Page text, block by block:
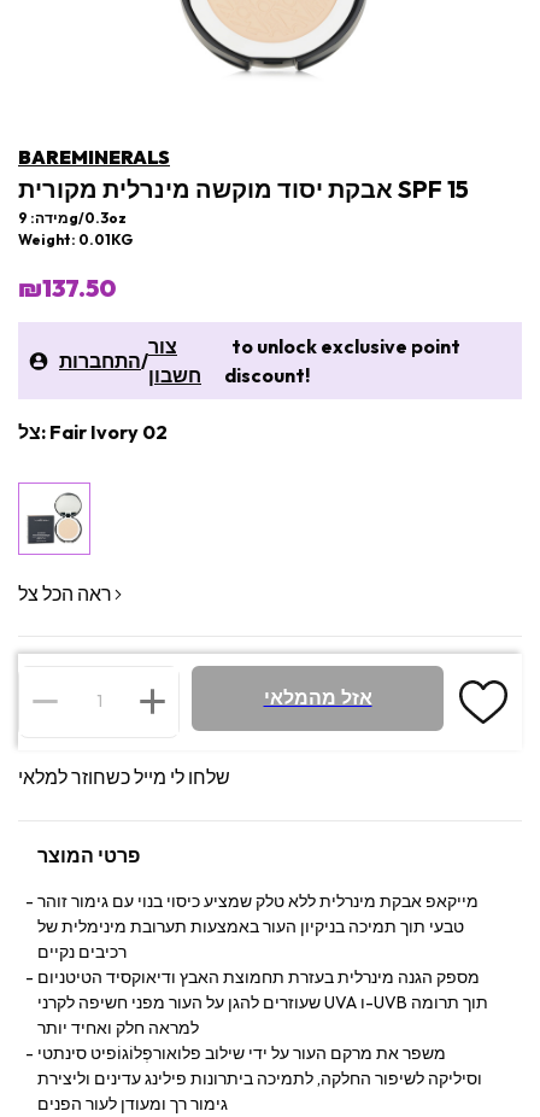
BAREMINERALS
אבקת יסוד מוקשה מינרלית מקורית SPF 15
מידה: 9g/0.3oz
Weight: 0.01KG
₪137.50
התחברות/
צור
חשבון
to unlock exclusive point
discount!
צל: Fair Ivory 02
ראה הכל צל
אזל מהמלאי
שלחו לי מייל כשחוזר למלאי
פרטי המוצר
מייקאפ אבקת מינרלית ללא טלק שמציע כיסוי בנוי עם גימור זוהר
טבעי תוך תמיכה בניקיון העור באמצעות תערובת מינימלית של
רכיבים נקיים
מספק הגנה מינרלית בעזרת תחמוצת האבץ ודיאוקסיד הטיטניום
שעוזרים להגן על העור מפני חשיפה לקרני UVA ו-UVB תוך תרומה
למראה חלק ואחיד יותר
משפר את מרקם העור על ידי שילוב פלואורפְלוֹגוֹפיט סינתטי
וסיליקה לשיפור החלקה, לתמיכה ביתרונות פילינג עדינים וליצירת
גימור רך ומעודן לעור הפנים